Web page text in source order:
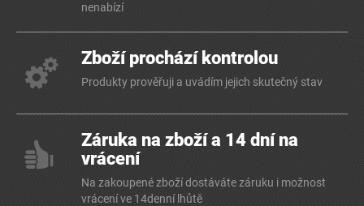
nenabízí
Zboží prochází kontrolou
Produkty prověřuji a uvádím jejich skutečný stav
Záruka na zboží a 14 dní na
vrácení
Na zakoupené zboží dostáváte záruku i možnost
vrácení ve 14denní lhůtě